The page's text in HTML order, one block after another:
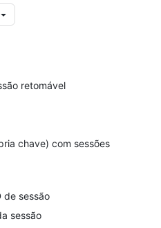
retomável
chave) com sessões
de sessão
sessão